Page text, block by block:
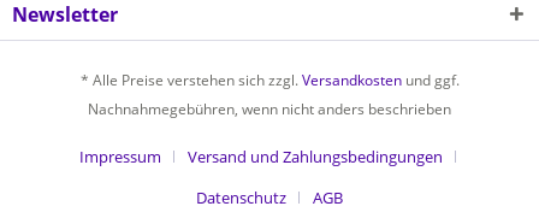
Newsletter
* Alle Preise verstehen sich zzgl.Versandkostenund ggf.
Nachnahmegebühren, wenn nicht anders beschrieben
Impressum
Versand und Zahlungsbedingungen
Datenschutz
AGB